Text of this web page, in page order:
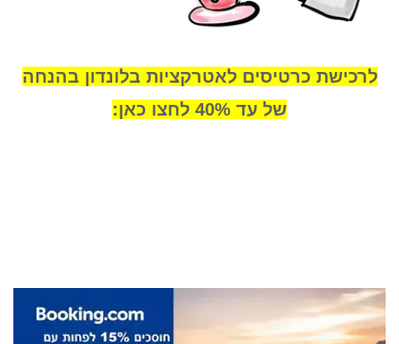
לרכישת כרטיסים לאטרקציות בלונדון בהנחה
של עד 40% לחצו כאן: